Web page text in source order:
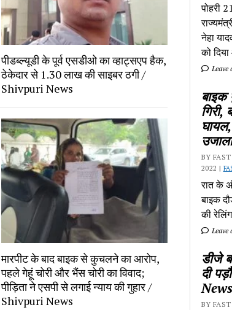
पीडब्ल्यूडी के पूर्व एसडीओ का व्हाट्सएप हैक,
ठेकेदार से 1.30 लाख की साइबर ठगी /
Shivpuri News
मारपीट के बाद बाइक से कुचलने का आरोप,
पहले गेहूं चोरी और भैंस चोरी का विवाद;
पीड़िता ने एसपी से लगाई न्याय की गुहार /
Shivpuri News
पोहरी
नेहा
को दिया
Leave
BY
2022 |
रात के
बाइक
की
Leave
डीजे
दी
News
BY